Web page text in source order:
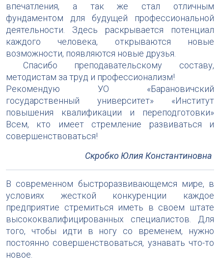
впечатления, а так же стал отличным
фундаментом для будущей профессиональной
деятельности. Здесь раскрывается потенциал
каждого человека, открываются новые
возможности, появляются новые друзья.
Спасибо преподавательскому составу,
методистам за труд и профессионализм!
Рекомендую УО «Барановичский
государственный университет» «Институт
повышения квалификации и переподготовки»
Всем, кто имеет стремление развиваться и
совершенствоваться!
Скробко Юлия Константиновна
В современном быстроразвивающемся мире, в
условиях жесткой конкуренции каждое
предприятие стремиться иметь в своем штате
высококвалифицированных специалистов. Для
того, чтобы идти в ногу со временем, нужно
постоянно совершенствоваться, узнавать что-то
новое.